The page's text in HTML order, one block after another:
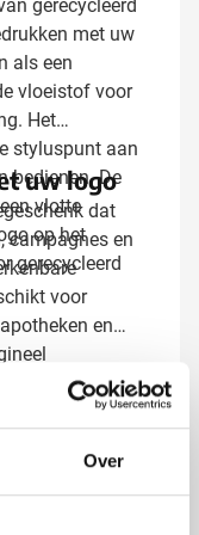
Over
gerecycleerd
met uw
als een
vloeistof voor
Het
styluspunt aan
bedienen. De
vlotte
op het
gerecycleerd
uw logo
dat
campagnes en
voor
en
kunststof
vloeistof in het
pen meteen